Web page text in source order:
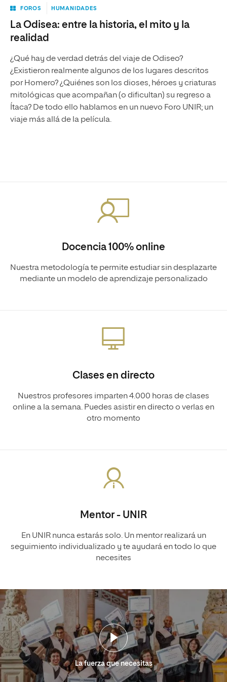
FOROS HUMANIDADES
La Odisea: entre la historia, el mito y la
realidad
¿Qué hay de verdad detrás del viaje de Odiseo?
¿Existieron realmente algunos de los lugares descritos
por Homero? ¿Quiénes son los dioses, héroes y criaturas
mitológicas que acompañan (o dificultan) su regreso a
Ítaca? De todo ello hablamos en un nuevo Foro UNIR; un
viaje más allá de la película.
Docencia 100% online
Nuestra metodología te permite estudiar sin desplazarte
mediante un modelo de aprendizaje personalizado
Clases en directo
Nuestros profesores imparten 4.000 horas de clases
online a la semana. Puedes asistir en directo o verlas en
otro momento
Mentor - UNIR
En UNIR nunca estarás solo. Un mentor realizará un
seguimiento individualizado y te ayudará en todo lo que
necesites
La fuerza que necesitas